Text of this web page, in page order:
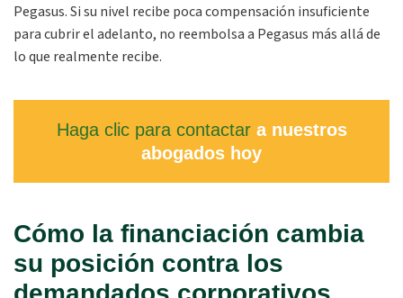
Pegasus. Si su nivel recibe poca compensación insuficiente
para cubrir el adelanto, no reembolsa a Pegasus más allá de
lo que realmente recibe.
Haga clic para contactara nuestros
abogados hoy
Cómo la financiación cambia
su posición contra los